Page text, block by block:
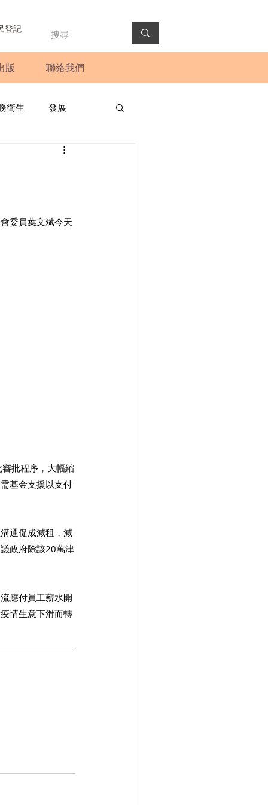
登記
版 聯絡我們
衛生 發展
圓桌會議
委員葉文斌今天
批程序，大幅縮
基金支援以支付
通促成減租，減
政府除該20萬津
應付員工薪水開
情生意下滑而轉